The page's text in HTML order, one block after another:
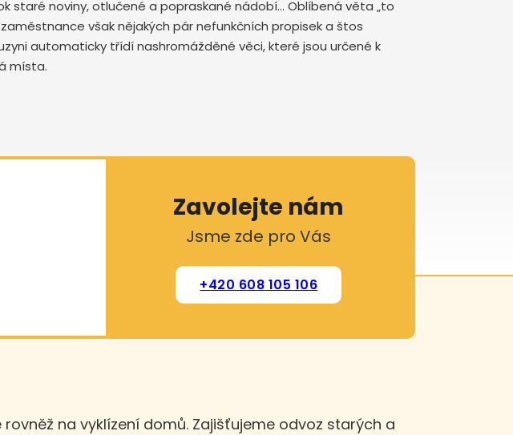
staré noviny, otlučené a popraskané nádobí… Oblíbená věta „to
však nějakých pár nefunkčních propisek a štos
automaticky třídí nashromážděné věci, které jsou určené k
místa.
Zavolejte nám
Jsme zde pro Vás
+420 608 105 106
rovněž na vyklízení domů. Zajišťujeme odvoz starých a